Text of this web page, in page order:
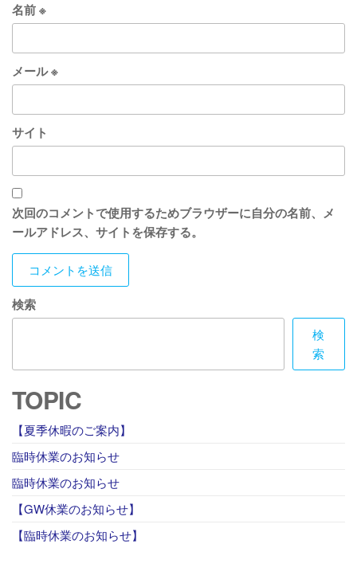
名前※
メール※
サイト
次回のコメントで使用するためブラウザーに自分の名前、メ
ールアドレス、サイトを保存する。
検索
検
索
TOPIC
【夏季休暇のご案内】
臨時休業のお知らせ
臨時休業のお知らせ
【GW休業のお知らせ】
【臨時休業のお知らせ】